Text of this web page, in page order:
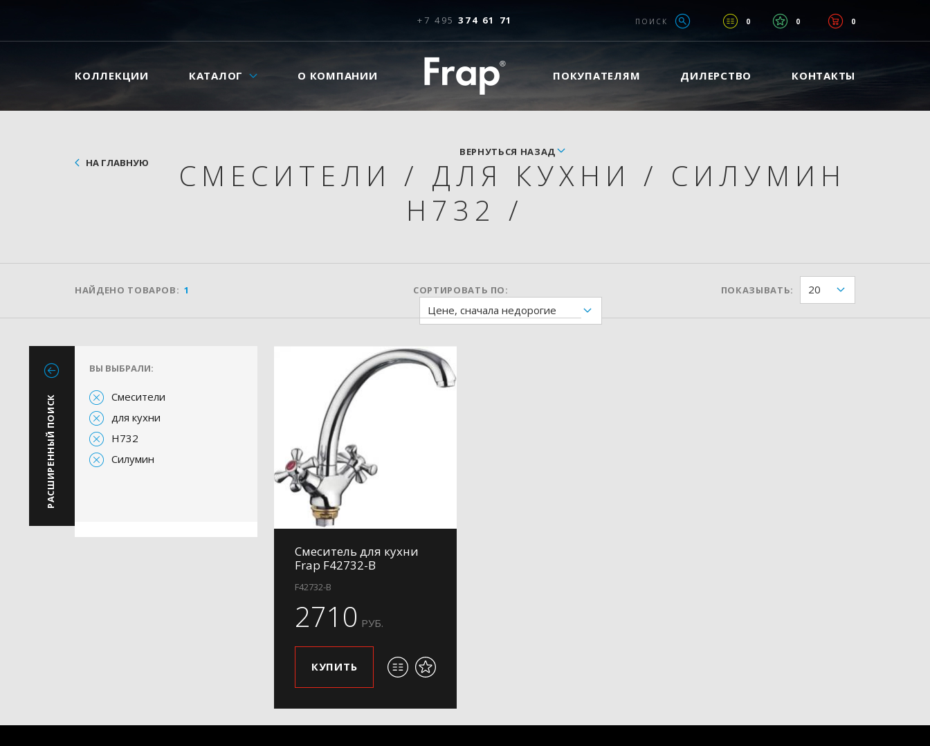
+7 495 374 61 71 0 0 0
ПОИСК
КОЛЛЕКЦИИ КАТАЛОГ О КОМПАНИИ ПОКУПАТЕЛЯМ ДИЛЕРСТВО КОНТАКТЫ
НА ГЛАВНУЮ
ВЕРНУТЬСЯ НАЗАД
СМЕСИТЕЛИ / ДЛЯ КУХНИ / СИЛУМИН
H732 /
НАЙДЕНО ТОВАРОВ: 1 СОРТИРОВАТЬ ПО:
Цене, сначала недорогие
ПОКАЗЫВАТЬ: 20
РАСШИРЕННЫЙ ПОИСК
ВЫ ВЫБРАЛИ:
Смесители
для кухни
H732
Силумин
Смеситель для кухни
Frap F42732-B
F42732-B
2710 РУБ.
КУПИТЬ